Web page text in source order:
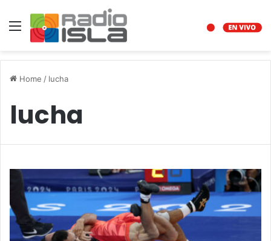
Menu
Home / lucha
lucha